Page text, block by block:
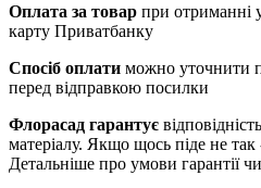
Оплата за товар при отриманні у
карту Приватбанку
Спосіб оплати можно уточнити
перед відправкою посилки
Флорасад гарантує
матеріалу. Якщо щось піде не
Детальніше про умови гарантії